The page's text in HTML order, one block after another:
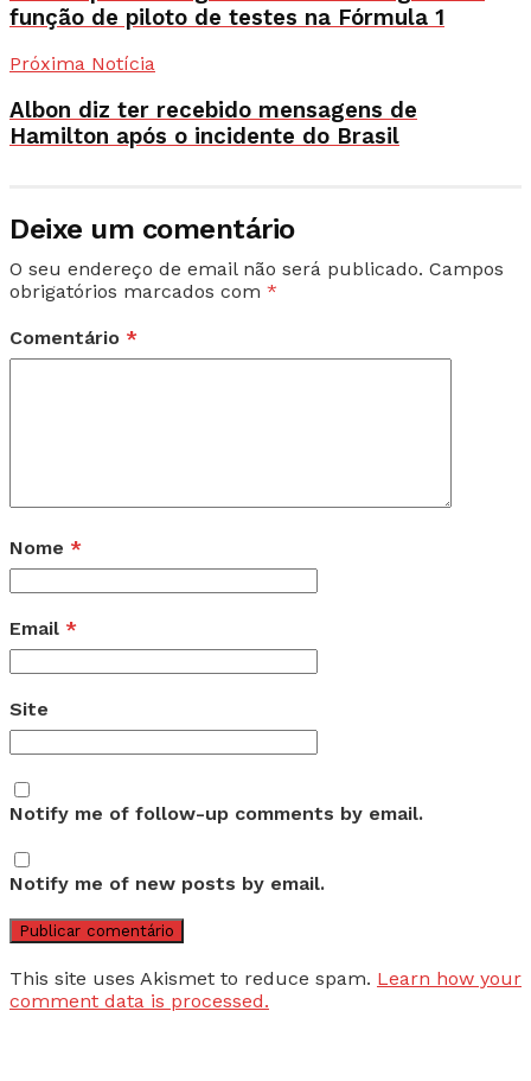
função de piloto de testes na Fórmula 1
Próxima Notícia
Albon diz ter recebido mensagens de
Hamilton após o incidente do Brasil
Deixe um comentário
O seu endereço de email não será publicado. Campos
obrigatórios marcados com *
Comentário *
Nome *
Email *
Site
Notify me of follow-up comments by email.
Notify me of new posts by email.
This site uses Akismet to reduce spam. Learn how your
comment data is processed.